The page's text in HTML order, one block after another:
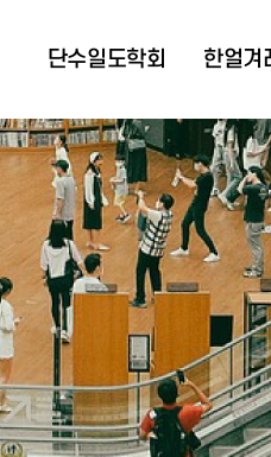
단수일도학회
학회소개
설립자 소개
사업소개
주요활동
한얼겨
공동
박희
한얼
산